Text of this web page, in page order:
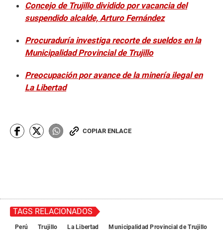
Concejo de Trujillo dividido por vacancia del
suspendido alcalde, Arturo Fernández
Procuraduría investiga recorte de sueldos en la
Municipalidad Provincial de Trujillo
Preocupación por avance de la minería ilegal en
La Libertad
COPIAR ENLACE
TAGS RELACIONADOS
Perú Trujillo La Libertad
Municipalidad Provincial de Trujillo